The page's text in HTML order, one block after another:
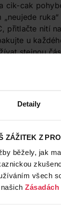
Detaily
ZÁŽITEK Z
běžely, jak
všech
cik-cak
přitlačte nití
u
stejnou
tak
prokluzovat.
rukou –
je tzv.
jako